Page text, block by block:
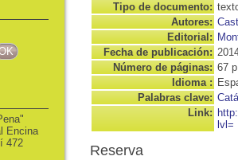
Tipo de documento:
Autores:
Editorial:
Fecha de publicación:
Número de páginas: 67 p
Idioma :
Palabras clave:
Link:
lvl=
Reserva
Encina
472